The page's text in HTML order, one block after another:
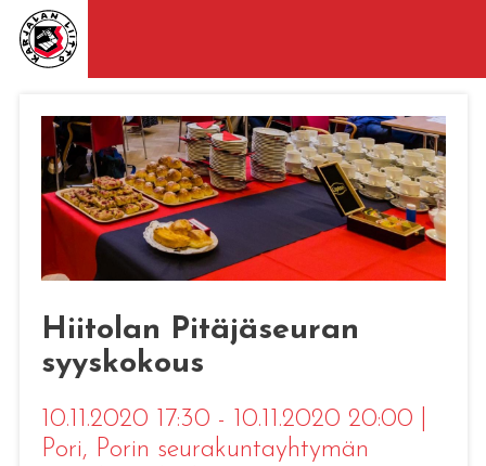
Hiitolan Pitäjäseuran
syyskokous
10.11.2020 17:30 - 10.11.2020 20:00
Pori, Porin seurakuntayhtymän